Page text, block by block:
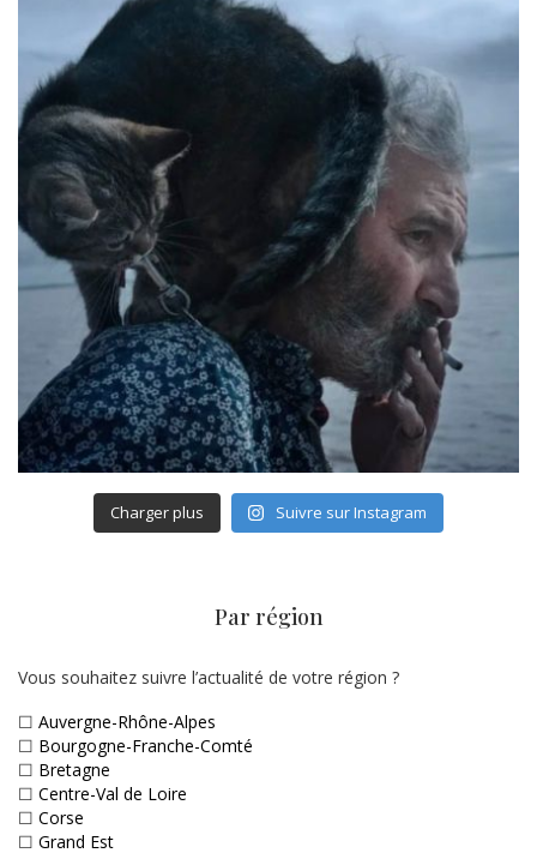
Charger plus Suivre sur Instagram
Par région
Vous souhaitez suivre l’actualité de votre région ?
☐ Auvergne-Rhône-Alpes
☐ Bourgogne-Franche-Comté
☐ Bretagne
☐ Centre-Val de Loire
☐ Corse
☐ Grand Est